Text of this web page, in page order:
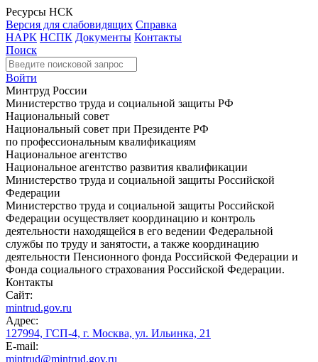
Ресурсы НСК
Версия для слабовидящих Справка
НАРК НСПК Документы Контакты
Поиск
Войти
Минтруд России
Министерство труда и социальной защиты РФ
Национальный совет
Национальный совет при Президенте РФ
по профессиональным квалификациям
Национальное агентство
Национальное агентство развития квалификации
Министерство труда и социальной защиты Российской
Федерации
Министерство труда и социальной защиты Российской
Федерации осуществляет координацию и контроль
деятельности находящейся в его ведении Федеральной
службы по труду и занятости, а также координацию
деятельности Пенсионного фонда Российской Федерации и
Фонда социального страхования Российской Федерации.
Контакты
Сайт:
mintrud.gov.ru
Адрес:
127994, ГСП-4, г. Москва, ул. Ильинка, 21
E-mail:
mintrud@mintrud.gov.ru